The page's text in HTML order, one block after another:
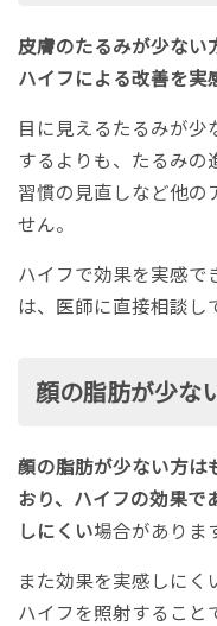
皮膚のたるみが少ない
ハイフによる改善を実
目に見えるたるみが
するよりも、たるみ
習慣の見直しなど他の
せん。
ハイフで効果を実感で
は、医師に直接相談し
顔の脂肪が少な
顔の脂肪が少ない方は
おり、ハイフの効果で
しにくい場合がありま
また効果を実感しに
ハイフを照射すること